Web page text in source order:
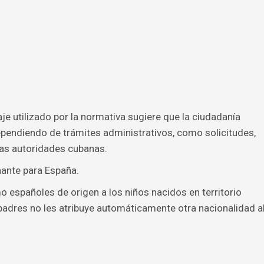
utilizado por la normativa sugiere que la ciudadanía
de trámites administrativos, como solicitudes,
autoridades cubanas.
para España.
españoles de origen a los niños nacidos en territorio
no les atribuye automáticamente otra nacionalidad